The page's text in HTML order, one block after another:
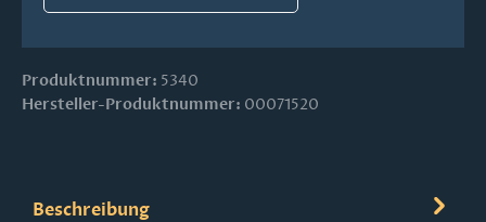
Produktnummer: 5340
Hersteller-Produktnummer: 00071520
Beschreibung